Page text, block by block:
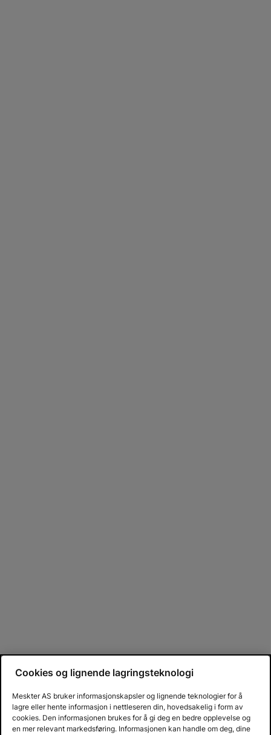
Cookies og lignende lagringsteknologi
Meskter AS bruker informasjonskapsler og lignende teknologier for å
lagre eller hente informasjon i nettleseren din, hovedsakelig i form av
cookies. Den informasjonen brukes for å gi deg en bedre opplevelse og
en mer relevant markedsføring. Informasjonen kan handle om deg, dine